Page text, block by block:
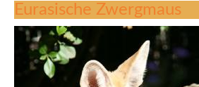
Eurasische Zwergmaus